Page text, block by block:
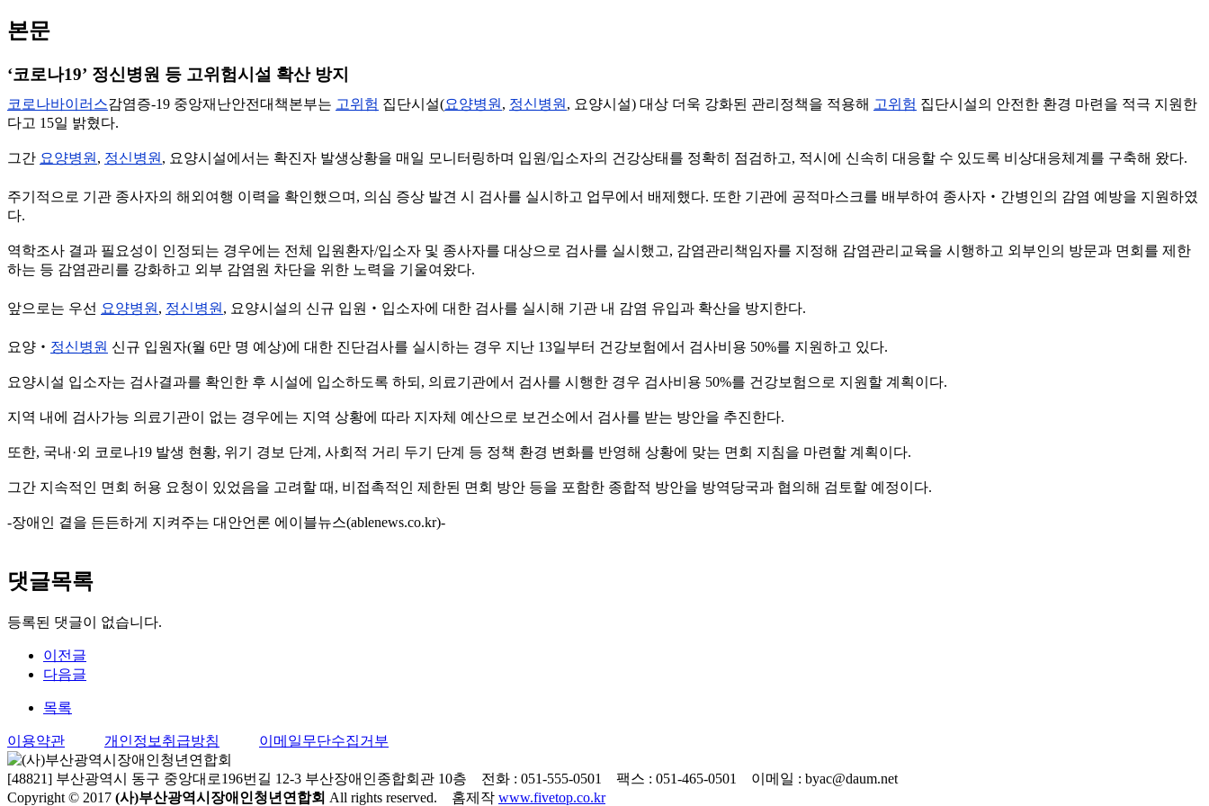
본문
‘코로나19’ 정신병원 등 고위험시설 확산 방지
코로나바이러스감염증-19 중앙재난안전대책본부는 고위험 집단시설(요양병원 , 정신병원 , 요양시설) 대상 더욱 강화된 관리정책을 적용해 고위험 집단시설의 안전한 환경 마련을 적극 지원한
다고 15일 밝혔다.
그간 요양병원 , 정신병원 , 요양시설에서는 확진자 발생상황을 매일 모니터링하며 입원/입소자의 건강상태를 정확히 점검하고, 적시에 신속히 대응할 수 있도록 비상대응체계를 구축해 왔다.
주기적으로 기관 종사자의 해외여행 이력을 확인했으며, 의심 증상 발견 시 검사를 실시하고 업무에서 배제했다. 또한 기관에 공적마스크를 배부하여 종사자‧간병인의 감염 예방을 지원하였
다.
역학조사 결과 필요성이 인정되는 경우에는 전체 입원환자/입소자 및 종사자를 대상으로 검사를 실시했고, 감염관리책임자를 지정해 감염관리교육을 시행하고 외부인의 방문과 면회를 제한
하는 등 감염관리를 강화하고 외부 감염원 차단을 위한 노력을 기울여왔다.
앞으로는 우선 요양병원 , 정신병원 , 요양시설의 신규 입원‧입소자에 대한 검사를 실시해 기관 내 감염 유입과 확산을 방지한다.
요양‧ 정신병원 신규 입원자(월 6만 명 예상)에 대한 진단검사를 실시하는 경우 지난 13일부터 건강보험에서 검사비용 50%를 지원하고 있다.
요양시설 입소자는 검사결과를 확인한 후 시설에 입소하도록 하되, 의료기관에서 검사를 시행한 경우 검사비용 50%를 건강보험으로 지원할 계획이다.
지역 내에 검사가능 의료기관이 없는 경우에는 지역 상황에 따라 지자체 예산으로 보건소에서 검사를 받는 방안을 추진한다.
또한, 국내·외 코로나19 발생 현황, 위기 경보 단계, 사회적 거리 두기 단계 등 정책 환경 변화를 반영해 상황에 맞는 면회 지침을 마련할 계획이다.
그간 지속적인 면회 허용 요청이 있었음을 고려할 때, 비접촉적인 제한된 면회 방안 등을 포함한 종합적 방안을 방역당국과 협의해 검토할 예정이다.
-장애인 곁을 든든하게 지켜주는 대안언론 에이블뉴스(ablenews.co.kr)-
댓글목록
등록된 댓글이 없습니다.
이전글
다음글
목록
이용약관 개인정보취급방침 이메일무단수집거부
[48821] 부산광역시 동구 중앙대로196번길 12-3 부산장애인종합회관 10층 전화 : 051-555-0501 팩스 : 051-465-0501 이메일 : byac@daum.net
Copyright © 2017 (사)부산광역시장애인청년연합회 All rights reserved. 홈제작 www.fivetop.co.kr